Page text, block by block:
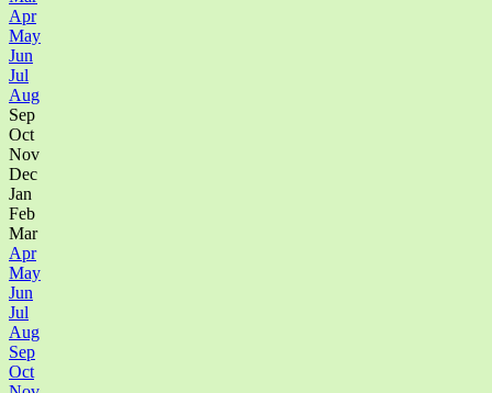
Apr
May
Jun
Jul
Aug
Sep
Oct
Nov
Dec
Jan
Feb
Mar
Apr
May
Jun
Jul
Aug
Sep
Oct